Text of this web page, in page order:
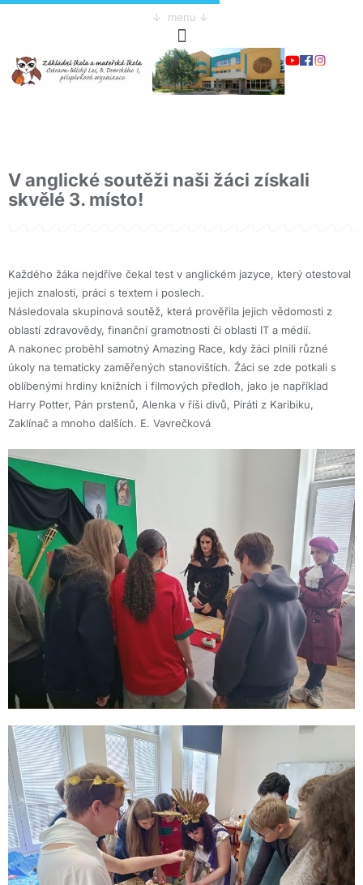
↓ menu ↓
V anglické soutěži naši žáci získali
skvělé 3. místo!
Každého žáka nejdříve čekal test v anglickém jazyce, který otestoval
jejich znalosti, práci s textem i poslech.
Následovala skupinová soutěž, která prověřila jejich vědomosti z
oblastí zdravovědy, finanční gramotnosti či oblasti IT a médií.
A nakonec proběhl samotný Amazing Race, kdy žáci plnili různé
úkoly na tematicky zaměřených stanovištích. Žáci se zde potkali s
oblíbenými hrdiny knižních i filmových předloh, jako je například
Harry Potter, Pán prstenů, Alenka v říši divů, Piráti z Karibiku,
Zaklínač a mnoho dalších. E. Vavrečková